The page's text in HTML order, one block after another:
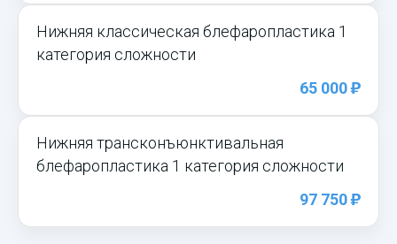
Нижняя классическая блефаропластика 1
категория сложности
65 000)
Нижняя трансконъюнктивальная
блефаропластика 1 категория сложности
97 750)